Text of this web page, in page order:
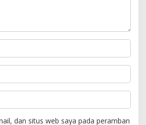
dan situs web saya pada peramban